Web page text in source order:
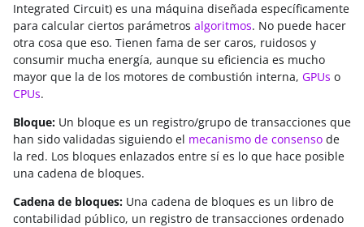
Integrated Circuit) es una máquina diseñada específicamente
para calcular ciertos parámetros algoritmos. No puede hacer
otra cosa que eso. Tienen fama de ser caros, ruidosos y
consumir mucha energía, aunque su eficiencia es mucho
mayor que la de los motores de combustión interna, GPUs o
CPUs.
Bloque: Un bloque es un registro/grupo de transacciones que
han sido validadas siguiendo el mecanismo de consenso de
la red. Los bloques enlazados entre sí es lo que hace posible
una cadena de bloques.
Cadena de bloques: Una cadena de bloques es un libro de
contabilidad público, un registro de transacciones ordenado